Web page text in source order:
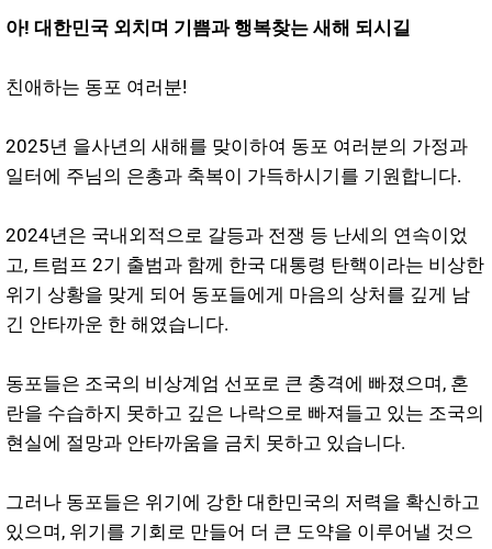
아! 대한민국 외치며 기쁨과 행복찾는 새해 되시길
친애하는 동포 여러분!
2025년 을사년의 새해를 맞이하여 동포 여러분의 가정과
일터에 주님의 은총과 축복이 가득하시기를 기원합니다.
2024년은 국내외적으로 갈등과 전쟁 등 난세의 연속이었
고, 트럼프 2기 출범과 함께 한국 대통령 탄핵이라는 비상한
위기 상황을 맞게 되어 동포들에게 마음의 상처를 깊게 남
긴 안타까운 한 해였습니다.
동포들은 조국의 비상계엄 선포로 큰 충격에 빠졌으며, 혼
란을 수습하지 못하고 깊은 나락으로 빠져들고 있는 조국의
현실에 절망과 안타까움을 금치 못하고 있습니다.
그러나 동포들은 위기에 강한 대한민국의 저력을 확신하고
있으며, 위기를 기회로 만들어 더 큰 도약을 이루어낼 것으